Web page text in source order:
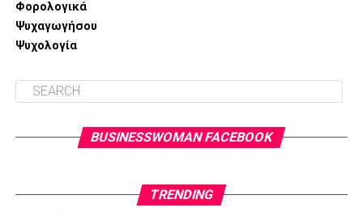
Φορολογικά
Ψυχαγωγήσου
Ψυχολογία
BUSINESSWOMAN FACEBOOK
TRENDING